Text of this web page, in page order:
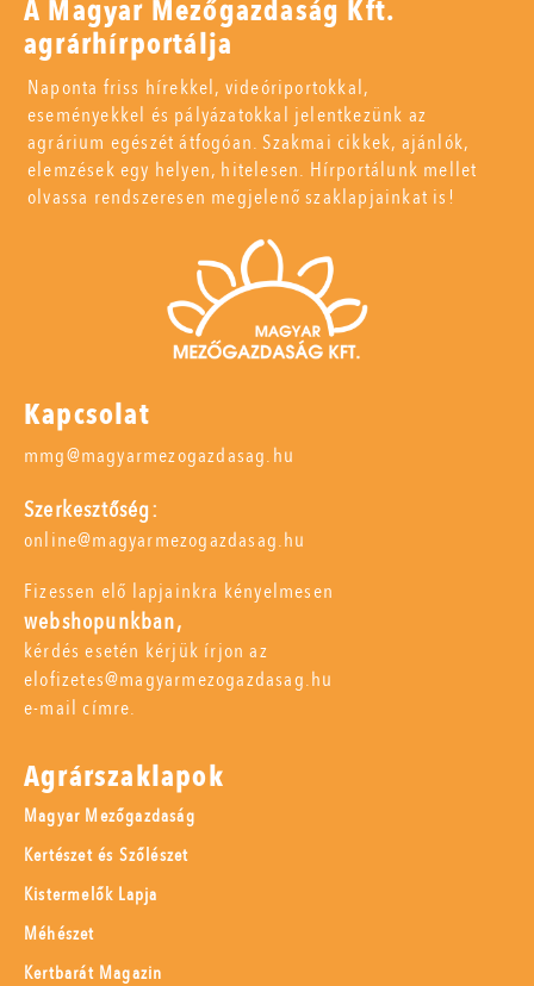
A Magyar Mezőgazdaság Kft.
agrárhírportálja
Naponta friss hírekkel, videóriportokkal,
eseményekkel és pályázatokkal jelentkezünk az
agrárium egészét átfogóan. Szakmai cikkek, ajánlók,
elemzések egy helyen, hitelesen. Hírportálunk mellet
olvassa rendszeresen megjelenő szaklapjainkat is!
Kapcsolat
mmg@magyarmezogazdasag.hu
Szerkesztőség:
online@magyarmezogazdasag.hu
Fizessen elő lapjainkra kényelmesen
webshopunkban,
kérdés esetén kérjük írjon az
elofizetes@magyarmezogazdasag.hu
e-mail címre.
Agrárszaklapok
Magyar Mezőgazdaság
Kertészet és Szőlészet
Kistermelők Lapja
Méhészet
Kertbarát Magazin